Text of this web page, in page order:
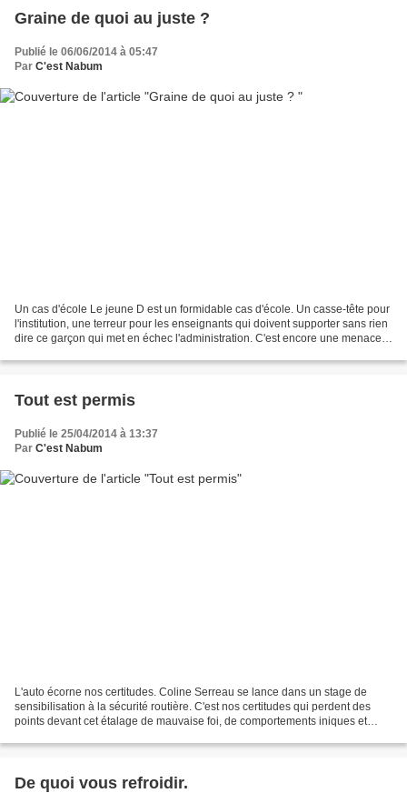
Graine de quoi au juste ?
Publié le 06/06/2014 à 05:47
Par C'est Nabum
Un cas d'école Le jeune D est un formidable cas d'école. Un casse-tête pour
l'institution, une terreur pour les enseignants qui doivent supporter sans rien
dire ce garçon qui met en échec l'administration. C'est encore une menace
Tout est permis
Publié le 25/04/2014 à 13:37
Par C'est Nabum
L'auto écorne nos certitudes. Coline Serreau se lance dans un stage de
sensibilisation à la sécurité routière. C'est nos certitudes qui perdent des
points devant cet étalage de mauvaise foi, de comportements iniques et
De quoi vous refroidir.